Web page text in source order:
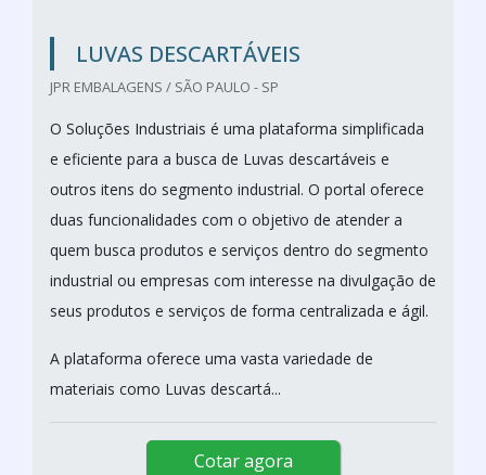
LUVAS DESCARTÁVEIS
JPR EMBALAGENS / SÃO PAULO - SP
O Soluções Industriais é uma plataforma simplificada
e eficiente para a busca de Luvas descartáveis e
outros itens do segmento industrial. O portal oferece
duas funcionalidades com o objetivo de atender a
quem busca produtos e serviços dentro do segmento
industrial ou empresas com interesse na divulgação de
seus produtos e serviços de forma centralizada e ágil.
A plataforma oferece uma vasta variedade de
materiais como Luvas descartá...
Cotar agora